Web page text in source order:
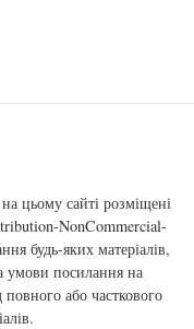
цьому сайті розміщені
NonCommercial-
будь-яких матеріалів,
умови посилання на
або часткового